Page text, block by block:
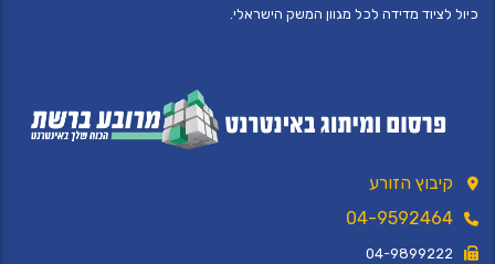
כיול לציוד מדידה לכל מגוון המשק הישראלי.
קיבוץ הזורע
04-9592464
04-9899222